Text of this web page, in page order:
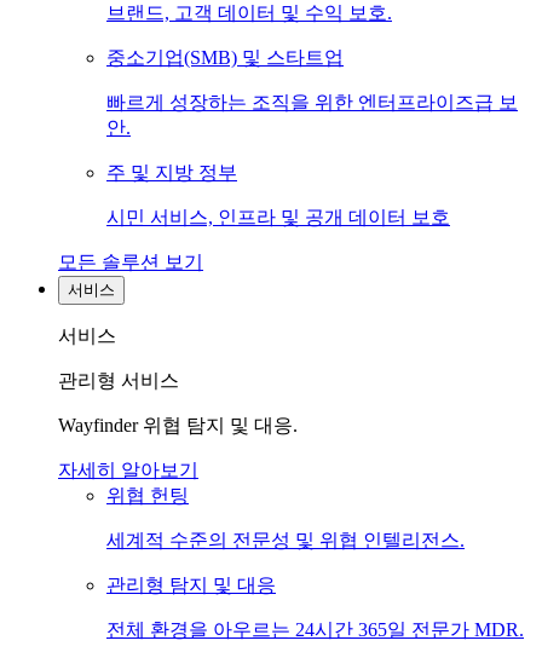
브랜드, 고객 데이터 및 수익 보호.
중소기업(SMB) 및 스타트업
빠르게 성장하는 조직을 위한 엔터프라이즈급 보
안.
주 및 지방 정부
시민 서비스, 인프라 및 공개 데이터 보호
모든 솔루션 보기
서비스
서비스
관리형 서비스
Wayfinder 위협 탐지 및 대응.
자세히 알아보기
위협 헌팅
세계적 수준의 전문성 및 위협 인텔리전스.
관리형 탐지 및 대응
전체 환경을 아우르는 24시간 365일 전문가 MDR.